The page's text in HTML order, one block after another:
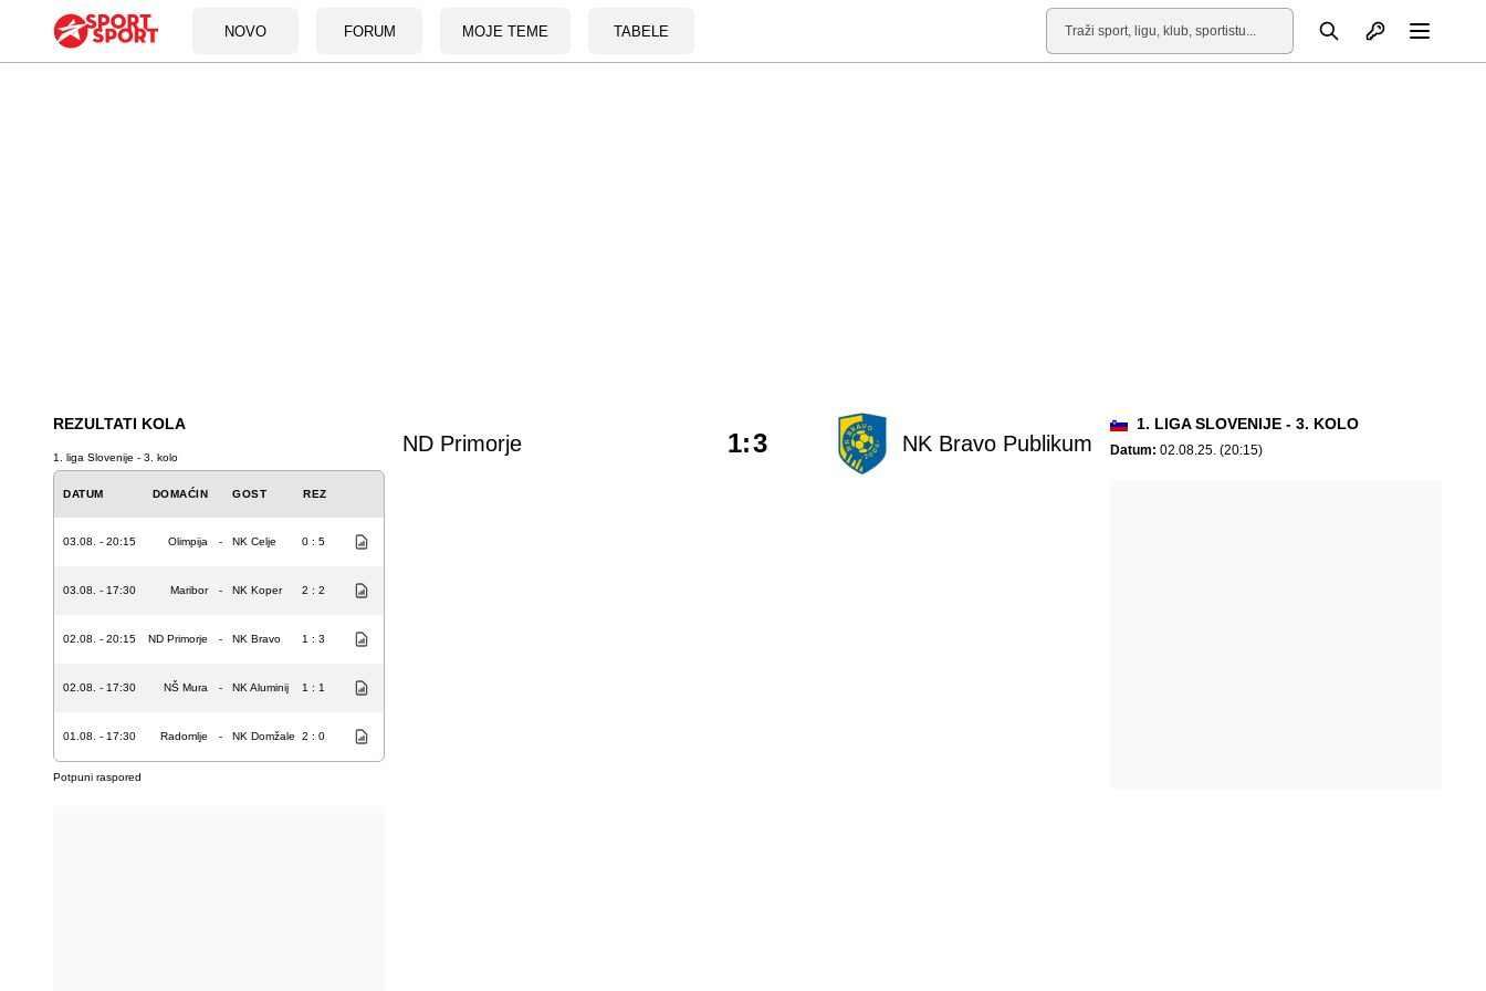
NOVO FORUM MOJE TEME TABELE
Pretraga Otvori profil
REZULTATI KOLA
1. liga Slovenije - 3. kolo
DATUM DOMAĆIN GOST REZ
03.08. - 20:15 Olimpija - NK Celje 0 : 5
03.08. - 17:30 Maribor - NK Koper 2 : 2
02.08. - 20:15 ND Primorje - NK Bravo 1 : 3
02.08. - 17:30 NŠ Mura - NK Aluminij 1 : 1
01.08. - 17:30 Radomlje - NK Domžale 2 : 0
Potpuni raspored
ND Primorje NK Bravo Publikum
1:3
1. LIGA SLOVENIJE - 3. KOLO
Datum: 02.08.25. (20:15)